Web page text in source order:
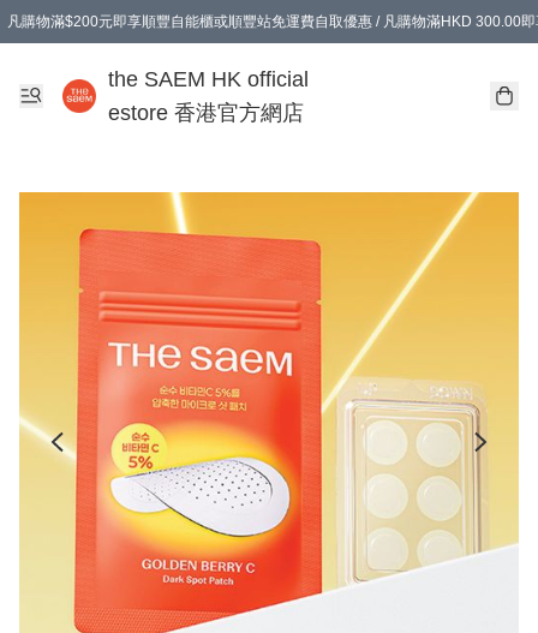
凡購物滿$200元即享順豐自能櫃或順豐站免運費自取優惠 / 凡購物滿HKD 300.00
the SAEM HK official
estore 香港官方網店